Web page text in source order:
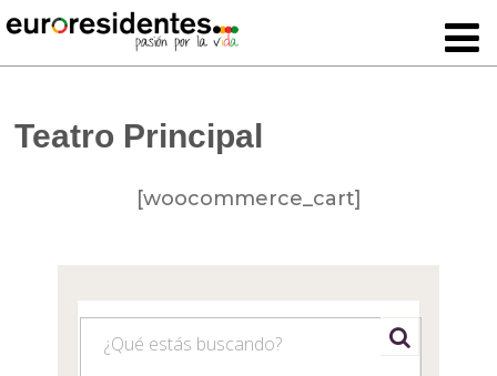
Teatro Principal
[woocommerce_cart]